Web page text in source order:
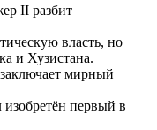
II разбит
власть, но
и Хузистана.
заключает мирный
первый в